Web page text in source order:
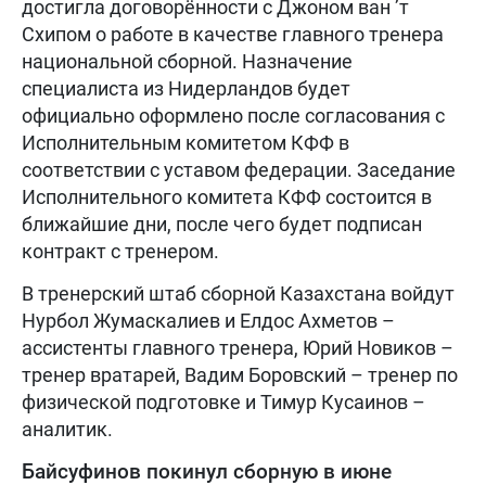
достигла договорённости с Джоном ван ’т
Схипом о работе в качестве главного тренера
национальной сборной. Назначение
специалиста из Нидерландов будет
официально оформлено после согласования с
Исполнительным комитетом КФФ в
соответствии с уставом федерации. Заседание
Исполнительного комитета КФФ состоится в
ближайшие дни, после чего будет подписан
контракт с тренером.
В тренерский штаб сборной Казахстана войдут
Нурбол Жумаскалиев и Елдос Ахметов –
ассистенты главного тренера, Юрий Новиков –
тренер вратарей, Вадим Боровский – тренер по
физической подготовке и Тимур Кусаинов –
аналитик.
Байсуфинов покинул сборную в июне